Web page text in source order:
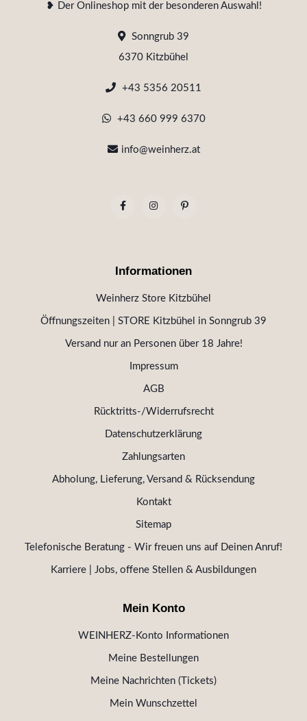
❥ Der Onlineshop mit der besonderen Auswahl!
Sonngrub 39
6370 Kitzbühel
+43 5356 20511
+43 660 999 6370
info@weinherz.at
Informationen
Weinherz Store Kitzbühel
Öffnungszeiten | STORE Kitzbühel in Sonngrub 39
Versand nur an Personen über 18 Jahre!
Impressum
AGB
Rücktritts-/Widerrufsrecht
Datenschutzerklärung
Zahlungsarten
Abholung, Lieferung, Versand & Rücksendung
Kontakt
Sitemap
Telefonische Beratung - Wir freuen uns auf Deinen Anruf!
Karriere | Jobs, offene Stellen & Ausbildungen
Mein Konto
WEINHERZ-Konto Informationen
Meine Bestellungen
Meine Nachrichten (Tickets)
Mein Wunschzettel